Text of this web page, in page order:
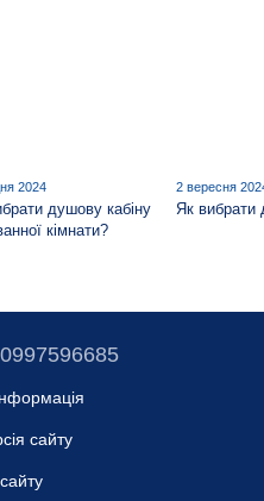
2024
душову кабіну
кімнати?
2 вересня
Як вибрати
0997596685
сайту